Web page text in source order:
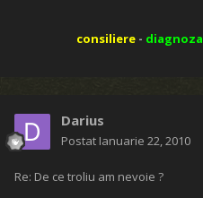
consiliere- diagnoza
Darius
Postat Ianuarie 22, 2010
Re: De ce troliu am nevoie ?